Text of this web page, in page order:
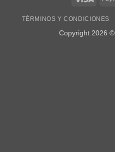
TÉRMINOS Y CONDICIONES
Copyright 2026 ©